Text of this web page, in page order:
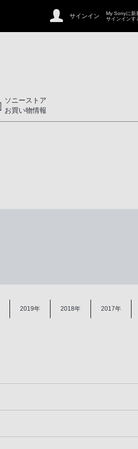
サインイン
My Sonyに新
サインインす
ソニーストア
お買い物情報
2019年 2018年 2017年